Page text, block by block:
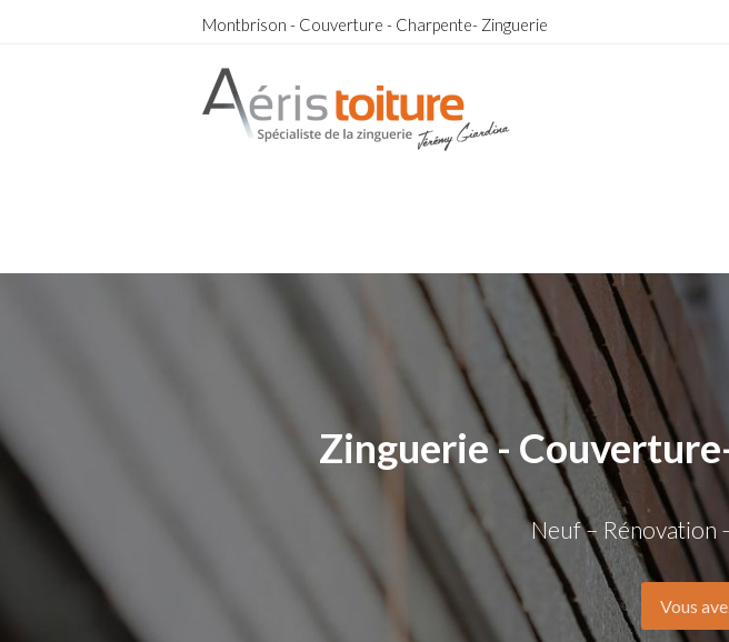
Montbrison - Couverture - Charpente- Zinguerie
Zinguerie -
Neuf – Rénovation
Vous